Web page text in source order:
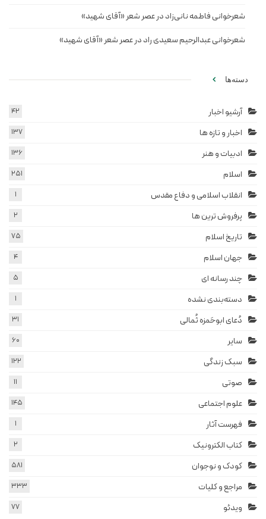
شعرخوانی فاطمه نانی‌زاد در عصر شعر «آقای شهید»
شعرخوانی عبدالرحیم سعیدی راد در عصر شعر «آقای شهید»
دسته‌ها
آرشیو اخبار 42
اخبار و تازه ها 137
ادبیات و هنر 136
اسلام 251
انقلاب اسلامی و دفاع مقدس 1
پرفروش ترین ها 2
تاریخ اسلام 75
جهان اسلام 4
چند رسانه ای 5
دسته‌بندی نشده 1
دُعای ابوحَمزه ثُمالی 31
سایر 60
سبک زندگی 122
صوتی 11
علوم اجتماعی 145
فهرست آثار 1
کتاب الکترونیک 2
کودک و نوجوان 581
مراجع و کلیات 333
ویدئو 77